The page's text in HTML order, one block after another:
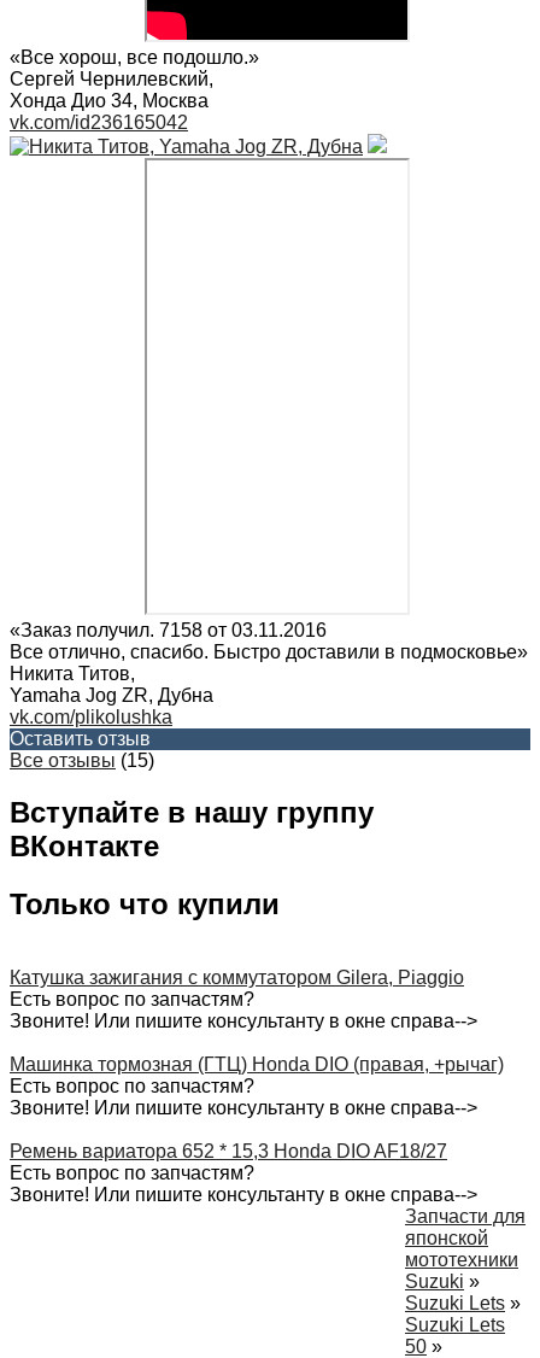
«Все хорош, все подошло.»
Сергей Чернилевский,
Хонда Дио 34, Москва
vk.com/id236165042
«Заказ получил. 7158 от 03.11.2016
Все отлично, спасибо. Быстро доставили в подмосковье»
Никита Титов,
Yamaha Jog ZR, Дубна
vk.com/plikolushka
Оставить отзыв
Все отзывы (15)
Вступайте в нашу группу
ВКонтакте
Только что купили
Катушка зажигания с коммутатором Gilera, Piaggio
Есть вопрос по запчастям?
Звоните! Или пишите консультанту в окне справа-->
Машинка тормозная (ГТЦ) Honda DIO (правая, +рычаг)
Есть вопрос по запчастям?
Звоните! Или пишите консультанту в окне справа-->
Ремень вариатора 652 * 15,3 Honda DIO AF18/27
Есть вопрос по запчастям?
Звоните! Или пишите консультанту в окне справа-->
Запчасти для
японской
мототехники
Suzuki »
Suzuki Lets »
Suzuki Lets
50 »